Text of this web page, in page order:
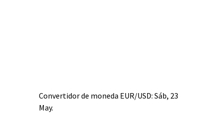
Convertidor de moneda EUR/USD: Sáb, 23
May.